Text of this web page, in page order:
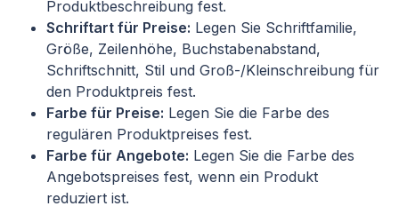
Produktbeschreibung fest.
Schriftart für Preise: Legen Sie Schriftfamilie,
Größe, Zeilenhöhe, Buchstabenabstand,
Schriftschnitt, Stil und Groß-/Kleinschreibung für
den Produktpreis fest.
Farbe für Preise: Legen Sie die Farbe des
regulären Produktpreises fest.
Farbe für Angebote: Legen Sie die Farbe des
Angebotspreises fest, wenn ein Produkt
reduziert ist.